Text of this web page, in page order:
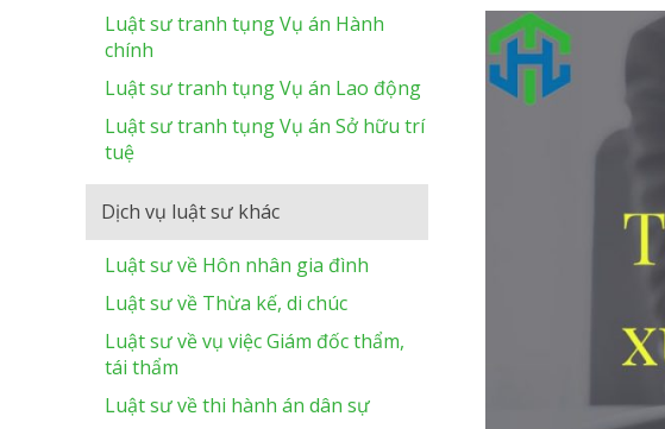
Luật sư tranh tụng Vụ án Hành
chính
Luật sư tranh tụng Vụ án Lao động
Luật sư tranh tụng Vụ án Sở hữu trí
tuệ
Dịch vụ luật sư khác
Luật sư về Hôn nhân gia đình
Luật sư về Thừa kế, di chúc
Luật sư về vụ việc Giám đốc thẩm,
tái thẩm
Luật sư về thi hành án dân sự